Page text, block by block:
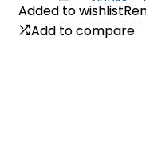
Added to wishlist
Add to compare
Added to wishlist
Add to compare